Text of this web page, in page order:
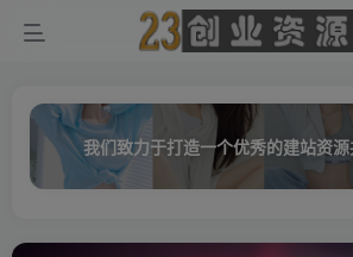
我们致力于打造一个优秀的建站资